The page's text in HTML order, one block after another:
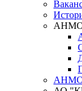
АНМО